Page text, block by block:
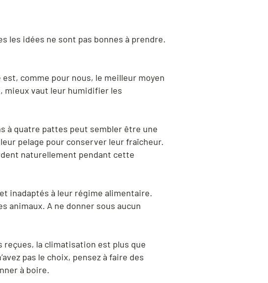
les idées ne sont pas bonnes à prendre.
est, comme pour nous, le meilleur moyen
mieux vaut leur humidifier les
à quatre pattes peut sembler être une
pelage pour conserver leur fraîcheur.
naturellement pendant cette
inadaptés à leur régime alimentaire.
animaux. A ne donner sous aucun
la climatisation est plus que
pas le choix, pensez à faire des
à boire.